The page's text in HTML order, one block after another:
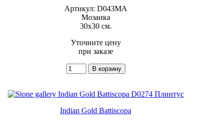
Артикул: D043MA
Мозаика
30x30 см.
Уточните цену
при заказе
Indian Gold Battiscopa